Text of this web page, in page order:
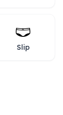
🩲
Slip